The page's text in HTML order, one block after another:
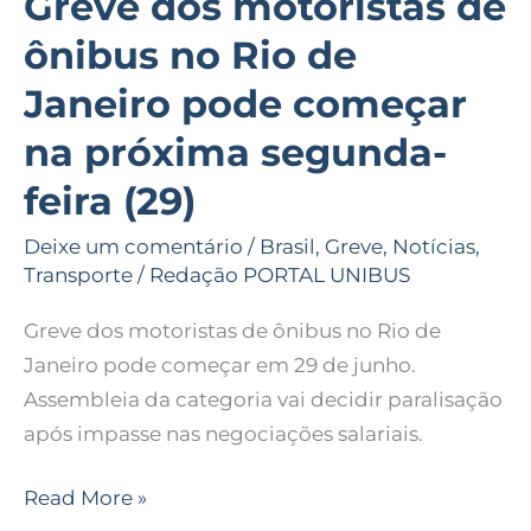
ônibus no Rio de
Janeiro pode começar
na próxima segunda-
feira (29)
Deixe um comentário / Brasil, Greve, Notícias,
Transporte / Redação PORTAL UNIBUS
Greve dos motoristas de ônibus no Rio de
Janeiro pode começar em 29 de junho.
Assembleia da categoria vai decidir paralisação
após impasse nas negociações salariais.
próxima
segunda-
feira
(29)
Read More »